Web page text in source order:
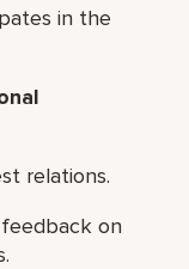
in the
relations.
on